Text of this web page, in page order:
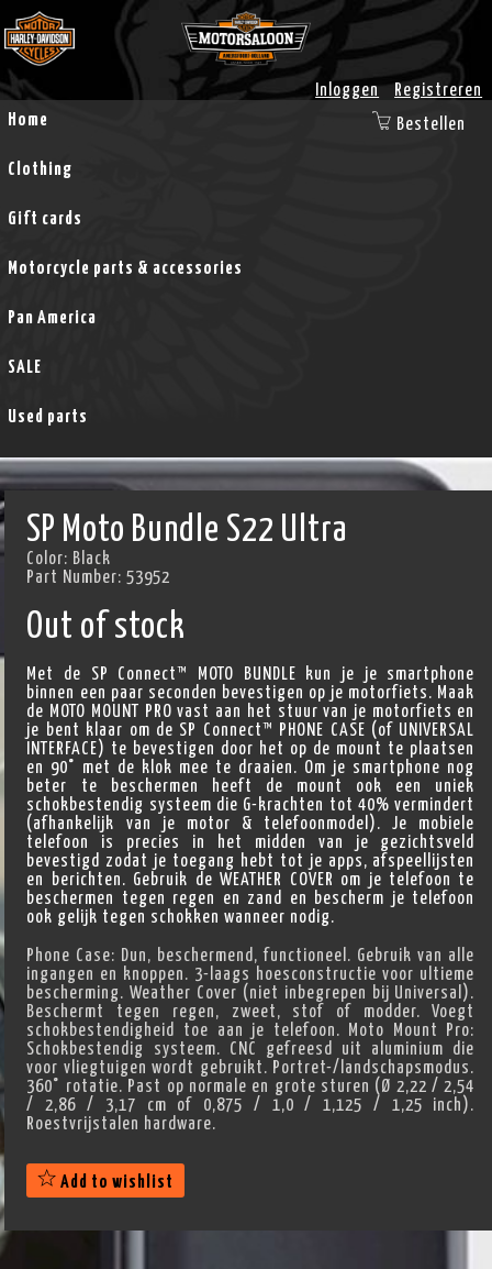
Inloggen
Registreren
Home
Clothing
Gift cards
Motorcycle parts & accessories
Pan America
SALE
Used parts
Bestellen
SP Moto Bundle S22 Ultra
Color: Black
Part Number:53952
Out of stock
Met de SP Connect™ MOTO BUNDLE kun je je smartphone
binnen een paar seconden bevestigen op je motorfiets. Maak
de MOTO MOUNT PRO vast aan het stuur van je motorfiets en
je bent klaar om de SP Connect™ PHONE CASE (of UNIVERSAL
INTERFACE) te bevestigen door het op de mount te plaatsen
en 90° met de klok mee te draaien. Om je smartphone nog
beter te beschermen heeft de mount ook een uniek
schokbestendig systeem die G-krachten tot 40% vermindert
(afhankelijk van je motor & telefoonmodel). Je mobiele
telefoon is precies in het midden van je gezichtsveld
bevestigd zodat je toegang hebt tot je apps, afspeellijsten
en berichten. Gebruik de WEATHER COVER om je telefoon te
beschermen tegen regen en zand en bescherm je telefoon
ook gelijk tegen schokken wanneer nodig.
Phone Case: Dun, beschermend, functioneel. Gebruik van alle
ingangen en knoppen. 3-laags hoesconstructie voor ultieme
bescherming. Weather Cover (niet inbegrepen bij Universal).
Beschermt tegen regen, zweet, stof of modder. Voegt
schokbestendigheid toe aan je telefoon. Moto Mount Pro:
Schokbestendig systeem. CNC gefreesd uit aluminium die
voor vliegtuigen wordt gebruikt. Portret-/landschapsmodus.
360° rotatie. Past op normale en grote sturen (Ø 2,22 / 2,54
/ 2,86 / 3,17 cm of 0,875 / 1,0 / 1,125 / 1,25 inch).
Roestvrijstalen hardware.
Add to wishlist